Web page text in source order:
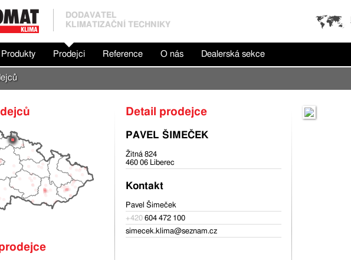
DODAVATEL
KLIMATIZAČNÍ TECHNIKY
Produkty Prodejci Reference O nás Dealerská sekce
Detail prodejce
PAVEL ŠIMEČEK
Žitná 824
460 06 Liberec
Kontakt
Pavel Šimeček
+420 604 472 100
simecek.klima@seznam.cz